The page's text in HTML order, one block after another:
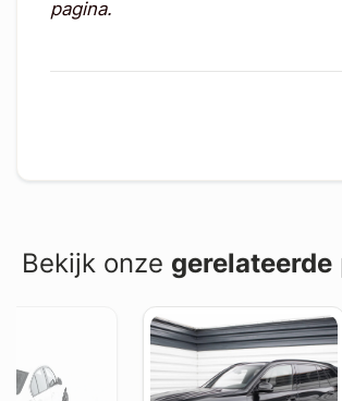
pagina.
Bekijk onze gerelateerde